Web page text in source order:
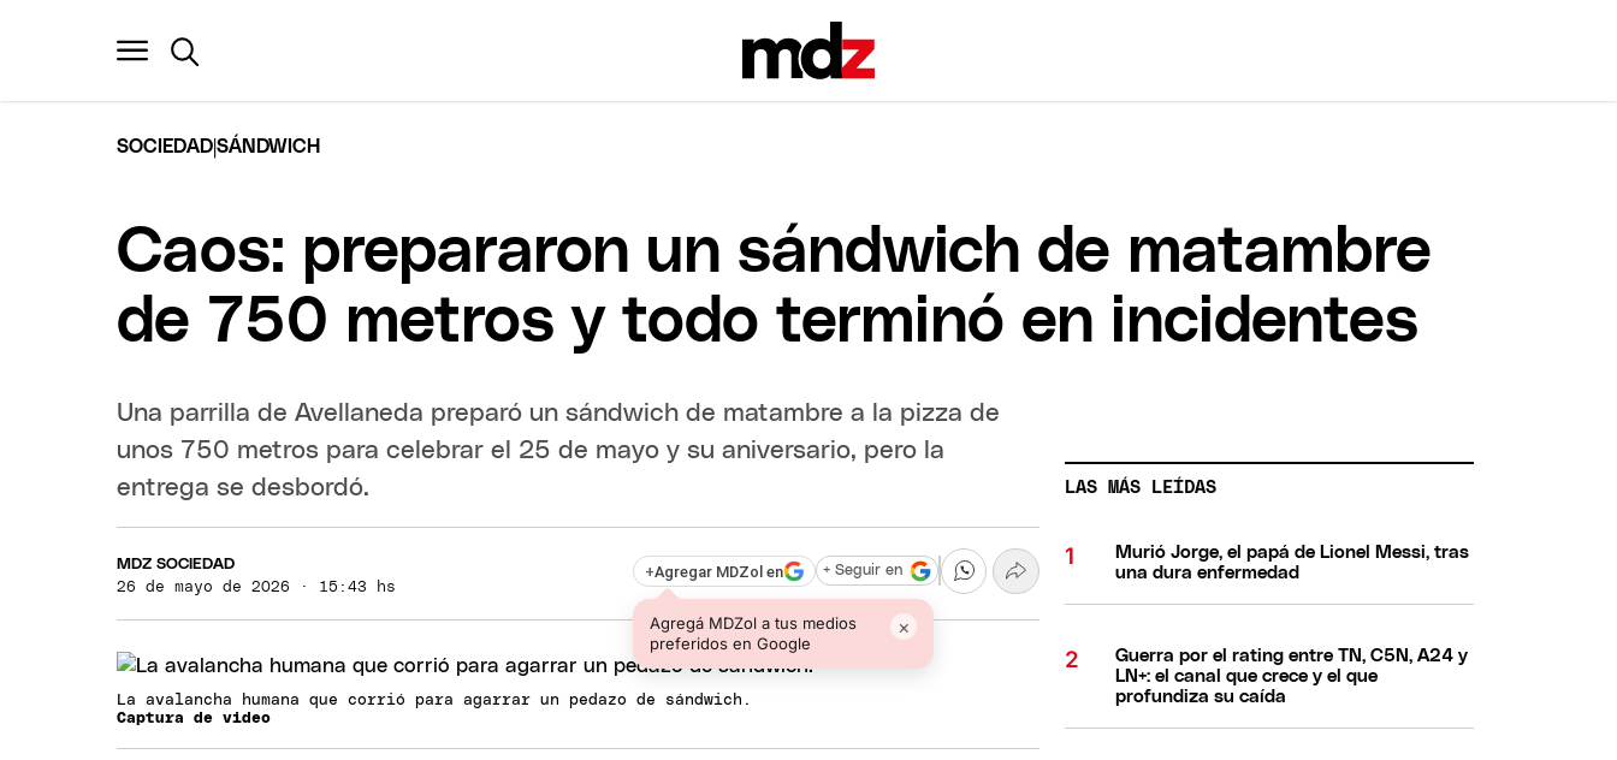
SOCIEDAD|SÁNDWICH
Caos: prepararon un sándwich de matambre
de 750 metros y todo terminó en incidentes
Una parrilla de Avellaneda preparó un sándwich de matambre a la pizza de
unos 750 metros para celebrar el 25 de mayo y su aniversario, pero la
entrega se desbordó.
MDZ SOCIEDAD
26 de mayo de 2026 · 15:43 hs
+Agregar MDZol en
Agregá MDZol a tus medios
preferidos en Google
×
+ Seguir en
La avalancha humana que corrió para agarrar un pedazo de sándwich.
Captura de video
LAS MÁS LEÍDAS
Murió Jorge, el papá de Lionel Messi, tras
una dura enfermedad
Guerra por el rating entre TN, C5N, A24 y
LN+: el canal que crece y el que
profundiza su caída